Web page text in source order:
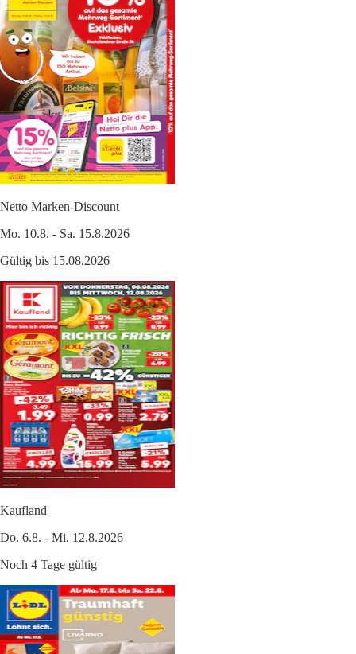
Netto Marken-Discount
Mo. 10.8. - Sa. 15.8.2026
Gültig bis 15.08.2026
Kaufland
Do. 6.8. - Mi. 12.8.2026
Noch 4 Tage gültig